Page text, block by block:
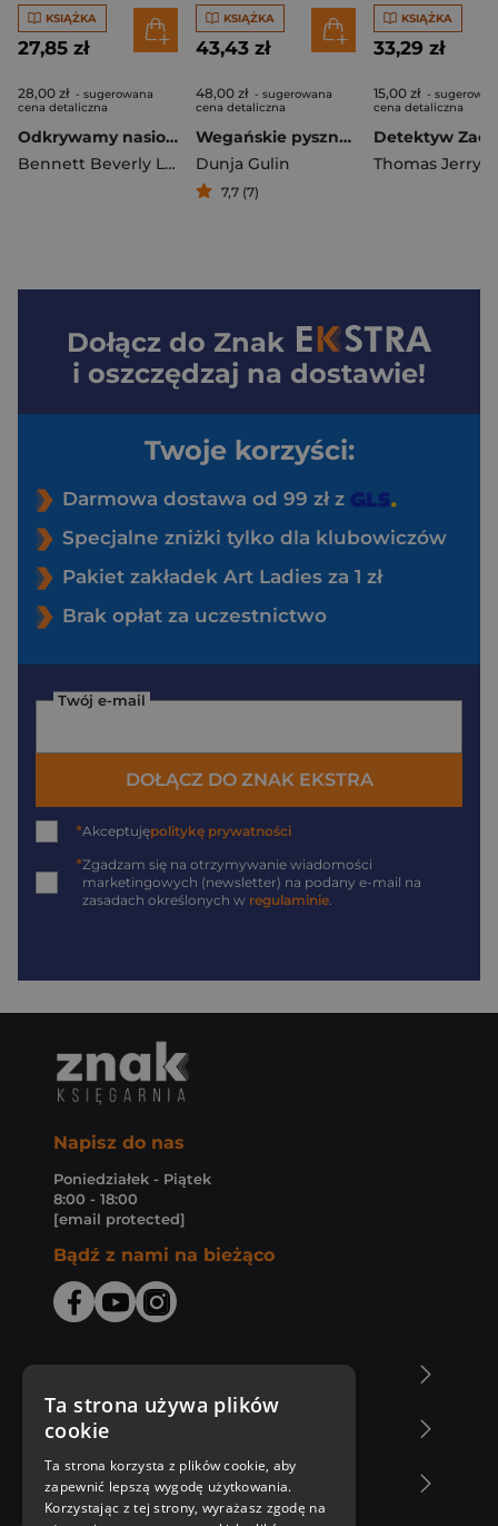
KSIĄŻKA
27,85 zł
28,00 zł - sugerowana
cena detaliczna
Odkrywamy nasiona chia
Bennett Beverly Lynn
KSIĄŻKA
43,43 zł
48,00 zł - sugerowana
cena detaliczna
Wegańskie pyszności proste i inspirujące przepisy nowoczesnej kuchni wegańskiej
Dunja Gulin
7,7 (7)
KSIĄŻKA
33,29 zł
15,00 zł -
cena detaliczna
Thomas Jerry
Dołącz do Znak
i oszczędzaj na dostawie!
Twoje korzyści:
Darmowa dostawa od 99 zł z
Specjalne zniżki tylko dla klubowiczów
Pakiet zakładek Art Ladies za 1 zł
Brak opłat za uczestnictwo
Twój e-mail
DOŁĄCZ DO ZNAK EKSTRA
*Akceptujępolitykę prywatności
*Zgadzam się na otrzymywanie wiadomości
marketingowych (newsletter) na podany e-mail na
zasadach określonych w regulaminie.
Napisz do nas
Poniedziałek - Piątek
8:00 - 18:00
[email protected]
Bądź z nami na bieżąco
Zakupy u nas
Nasza oferta
Ta strona używa plików
cookie
Ta strona korzysta z plików cookie, aby
zapewnić lepszą wygodę użytkowania.
Korzystając z tej strony, wyrażasz zgodę na